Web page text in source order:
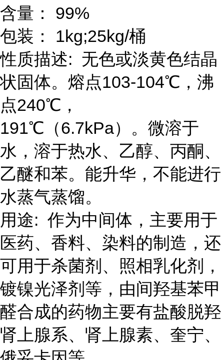
含量： 99%
包装： 1kg;25kg/桶
性质描述: 无色或淡黄色结晶
状固体。熔点103-104℃，沸
点240℃，
191℃（6.7kPa）。微溶于
水，溶于热水、乙醇、丙酮、
乙醚和苯。能升华，不能进行
水蒸气蒸馏。
用途: 作为中间体，主要用于
医药、香料、染料的制造，还
可用于杀菌剂、照相乳化剂，
镀镍光泽剂等，由间羟基苯甲
醛合成的药物主要有盐酸脱羟
肾上腺系、肾上腺素、奎宁、